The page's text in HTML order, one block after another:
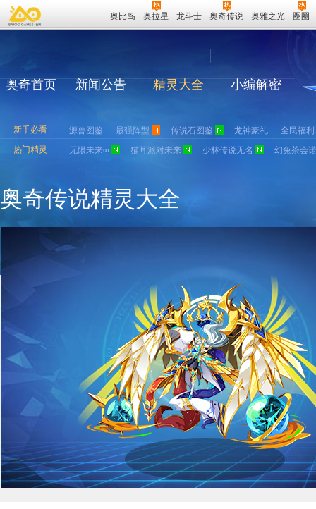
奥比岛 奥拉星 龙斗士 奥奇传说 奥雅之光 圈圈
奥奇首页 新闻公告 精灵大全 小编解密
新手必看 源兽图鉴 最强阵型 传说石图鉴 龙神豪礼
全民福利
热门精灵
无限未来∞ 猫耳派对未来 少林传说无名 幻兔茶会
奥奇传说精灵大全